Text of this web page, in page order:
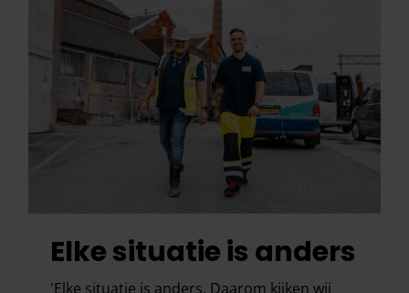
Elke situatie is anders
'Elke situatie is anders. Daarom kijken wij